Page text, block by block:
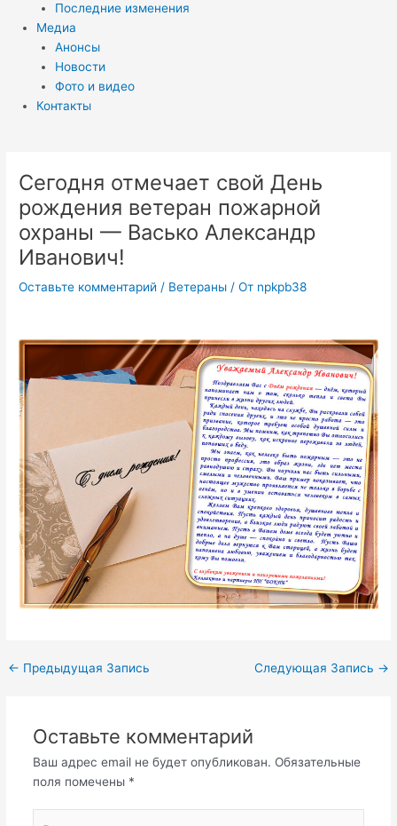
Последние изменения
Медиа
Анонсы
Новости
Фото и видео
Контакты
Сегодня отмечает свой День
рождения ветеран пожарной
охраны — Васько Александр
Иванович!
Оставьте комментарий / Ветераны / От npkpb38
← Предыдущая Запись Следующая Запись →
Оставьте комментарий
Ваш адрес email не будет опубликован. Обязательные
поля помечены *